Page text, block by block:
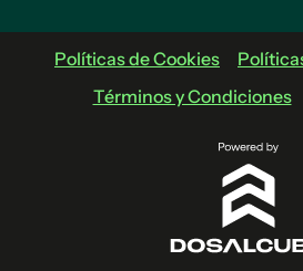
Políticas de Cookies
Términos y Condiciones